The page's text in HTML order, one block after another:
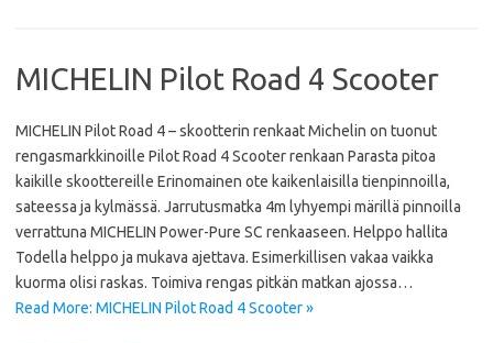
MICHELIN Pilot Road 4 Scooter
MICHELIN Pilot Road 4 – skootterin renkaat Michelin on tuonut
rengasmarkkinoille Pilot Road 4 Scooter renkaan Parasta pitoa
kaikille skoottereille Erinomainen ote kaikenlaisilla tienpinnoilla,
sateessa ja kylmässä. Jarrutusmatka 4m lyhyempi märillä pinnoilla
verrattuna MICHELIN Power-Pure SC renkaaseen. Helppo hallita
Todella helppo ja mukava ajettava. Esimerkillisen vakaa vaikka
kuorma olisi raskas. Toimiva rengas pitkän matkan ajossa…
Read More: MICHELIN Pilot Road 4 Scooter »